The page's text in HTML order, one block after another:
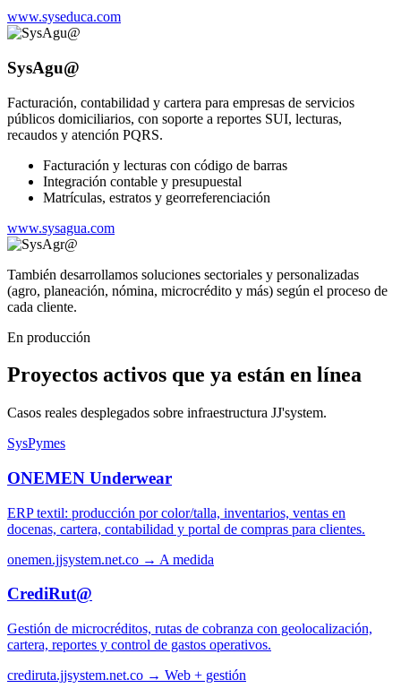
www.syseduca.com
SysAgu@
Facturación, contabilidad y cartera para empresas de servicios
públicos domiciliarios, con soporte a reportes SUI, lecturas,
recaudos y atención PQRS.
Facturación y lecturas con código de barras
Integración contable y presupuestal
Matrículas, estratos y georreferenciación
www.sysagua.com
También desarrollamos soluciones sectoriales y personalizadas
(agro, planeación, nómina, microcrédito y más) según el proceso de
cada cliente.
En producción
Proyectos activos que ya están en línea
Casos reales desplegados sobre infraestructura JJ'system.
SysPymes
ONEMEN Underwear
ERP textil: producción por color/talla, inventarios, ventas en
docenas, cartera, contabilidad y portal de compras para clientes.
onemen.jjsystem.net.co → A medida
CrediRut@
Gestión de microcréditos, rutas de cobranza con geolocalización,
cartera, reportes y control de gastos operativos.
crediruta.jjsystem.net.co → Web + gestión